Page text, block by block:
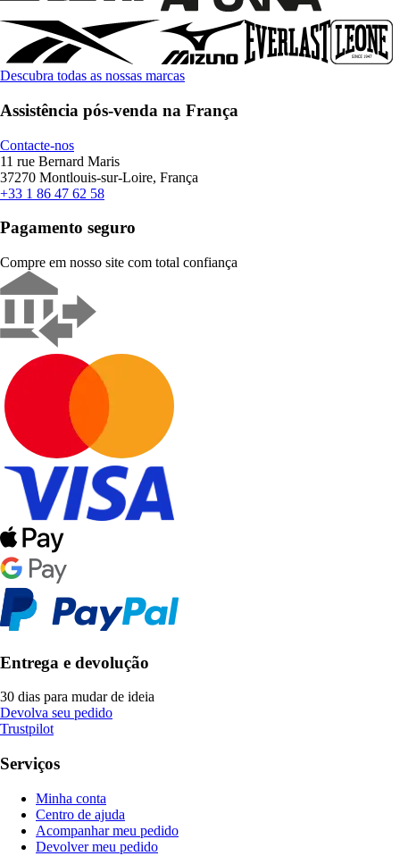
Descubra todas as nossas marcas
Assistência pós-venda na França
Contacte-nos
11 rue Bernard Maris
37270 Montlouis-sur-Loire, França
+33 1 86 47 62 58
Pagamento seguro
Compre em nosso site com total confiança
Entrega e devolução
30 dias para mudar de ideia
Devolva seu pedido
Trustpilot
Serviços
Minha conta
Centro de ajuda
Acompanhar meu pedido
Devolver meu pedido